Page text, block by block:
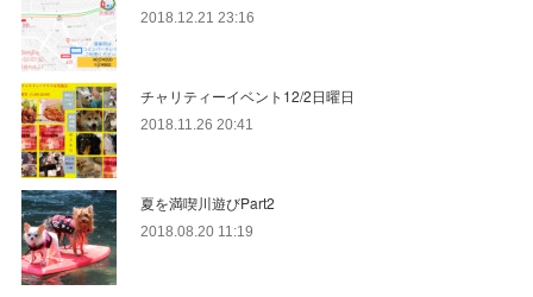
2018.12.21 23:16
チャリティーイベント12/2日曜日
2018.11.26 20:41
夏を満喫川遊びPart2
2018.08.20 11:19